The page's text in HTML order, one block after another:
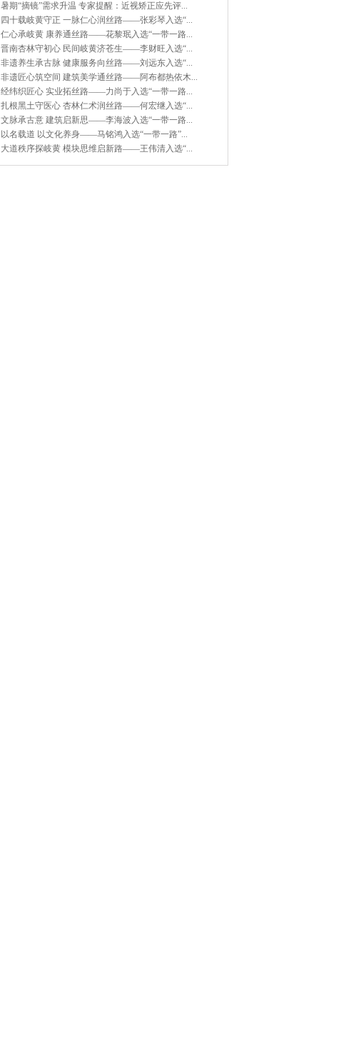
暑期“摘镜”需求升温 专家提醒：近视矫正应先评...
四十载岐黄守正 一脉仁心润丝路——张彩琴入选“...
仁心承岐黄 康养通丝路——花黎珉入选“一带一路...
晋南杏林守初心 民间岐黄济苍生——李财旺入选“...
非遗养生承古脉 健康服务向丝路——刘远东入选“...
非遗匠心筑空间 建筑美学通丝路——阿布都热依木...
经纬织匠心 实业拓丝路——力尚于入选“一带一路...
扎根黑土守医心 杏林仁术润丝路——何宏继入选“...
文脉承古意 建筑启新思——李海波入选“一带一路...
以名载道 以文化养身——马铭鸿入选“一带一路”...
大道秩序探岐黄 模块思维启新路——王伟清入选“...